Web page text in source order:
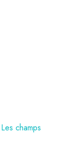
Les champs